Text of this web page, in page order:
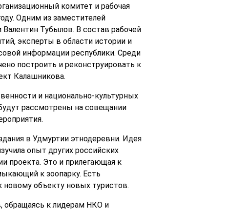
комитет и рабочая
Одним из заместителей
Тубылов. В состав рабочей
эксперты в области истории и
информации республики. Среди
построить и реконструировать к
Калашникова.
и национально-культурных
рассмотрены на совещании
в Удмуртии этнодеревни. Идея
опыт других российских
проекта. Это и прилегающая к
к зоопарку. Есть
объекту новых туристов.
обращаясь к лидерам НКО и